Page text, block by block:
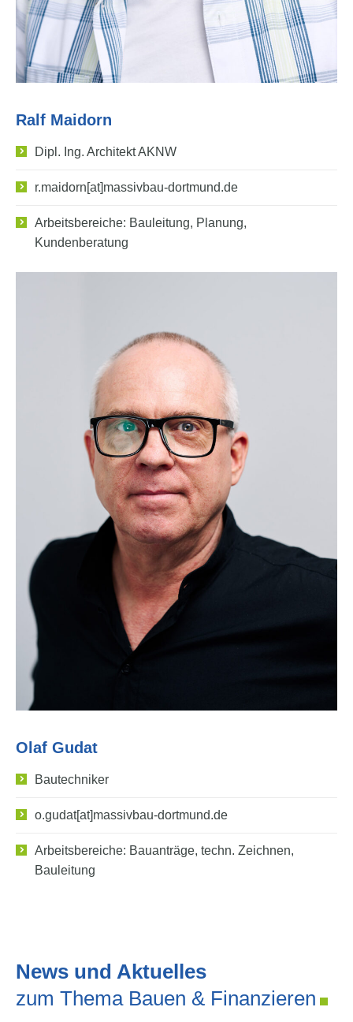
Ralf Maidorn
Dipl. Ing. Architekt AKNW
r.maidorn[at]massivbau-dortmund.de
Arbeitsbereiche: Bauleitung, Planung,
Kundenberatung
Olaf Gudat
Bautechniker
o.gudat[at]massivbau-dortmund.de
Arbeitsbereiche: Bauanträge, techn. Zeichnen,
Bauleitung
News und Aktuelles
zum Thema Bauen & Finanzieren